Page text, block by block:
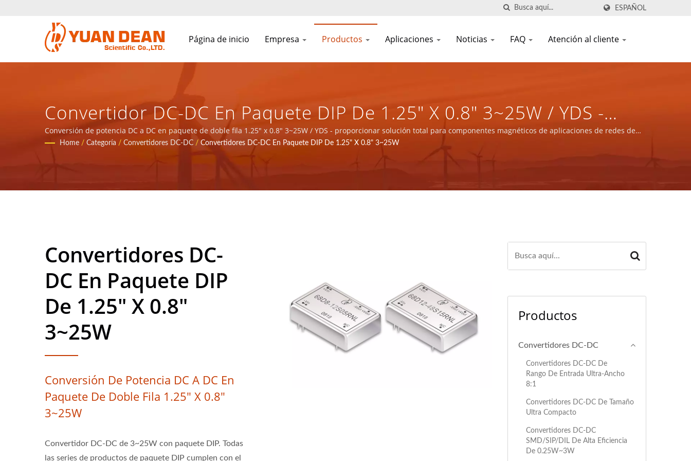
ESPAÑOL
Página de inicio Empresa Productos Aplicaciones Noticias FAQ Atención al cliente
Convertidor DC-DC En Paquete DIP De 1.25" X 0.8" 3~25W / YDS -
Proporcionar Solución Total Para Componentes Magnéticos De
Aplicaciones De Redes De Comunicación Y Productos De Energía.
Conversión de potencia DC a DC en paquete de doble fila 1.25" x 0.8" 3~25W / YDS - proporcionar solución total para componentes magnéticos de aplicaciones de redes de
comunicación y productos de energía.
Home / Categoría / Convertidores DC-DC / Convertidores DC-DC En Paquete DIP De 1.25" X 0.8" 3~25W
Convertidores DC-
DC En Paquete DIP
De 1.25" X 0.8"
3~25W
Conversión De Potencia DC A DC En
Paquete De Doble Fila 1.25" X 0.8"
3~25W
Convertidor DC-DC de 3~25W con paquete DIP. Todas
las series de productos de paquete DIP cumplen con el
Productos
Convertidores DC-DC
Convertidores DC-DC De
Rango De Entrada Ultra-Ancho
8:1
Convertidores DC-DC De Tamaño
Ultra Compacto
Convertidores DC-DC
SMD/SIP/DIL De Alta Eficiencia
De 0.25W~3W